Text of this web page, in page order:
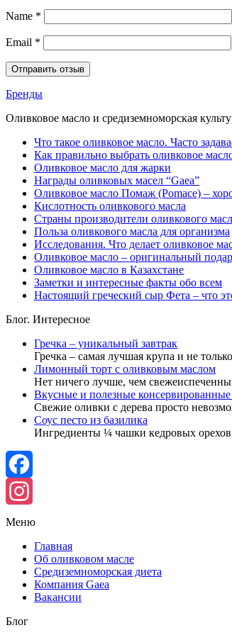
Name *
Email *
Бренды
Оливковое масло и средиземноморская
Что такое оливковое масло. Часто
Как правильно выбрать оливковое
Оливковое масло для жарки
Награды оливковых масел “Gaea”
Оливковое масло Помаж (Pomace) –
Кислотность оливкового масла
Страны производители оливкового
Польза оливкового масла для организма
Исследования. Что делает оливковое
Оливковое масло – оригинальный
Оливковое масло в Казахстане
Заметки и интересные факты обо всем
Настоящий греческий сыр Фета – что
Блог. Интересное
Гречка – уникальный завтрак
Гречка – самая лучшая крупа и не
Лимонный торт с оливковым маслом
Нет ничего лучше, чем
Вкусные и полезные
Свежие оливки с дерева просто
Соус песто из базилика
Ингредиенты ¼ чашки кедровых
Facebook
Instagram
Меню
Главная
Об оливковом масле
Средиземноморская диета
Компания Gaea
Вакансии
Блог